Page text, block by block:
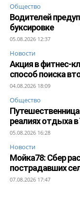
Общество
Водителей
буксировке
05.08.2026 12:37
Новости
Акция в фитнес-
способ поиска
04.08.2026 18:09
Общество
реалиях отдыха в
05.08.2026 16:28
Новости
Мойка78: Сбер
пострадавших
07.08.2026 17:47